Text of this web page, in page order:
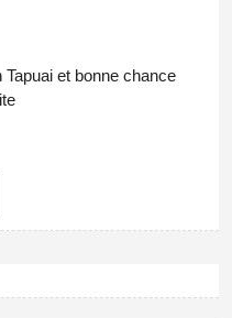
Tapuai et bonne chance